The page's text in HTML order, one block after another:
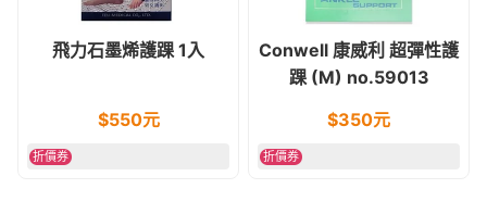
飛力石墨烯護踝 1入
$550元
折價券
Conwell 康威利 超彈性護
踝 (M) no.59013
$350元
折價券